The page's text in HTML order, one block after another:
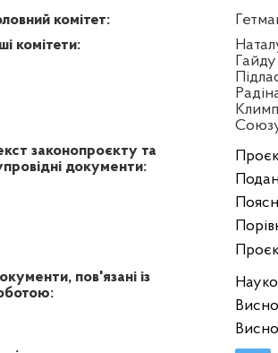
комітет:
комітети:
законопроєкту та
документи:
пов'язані із